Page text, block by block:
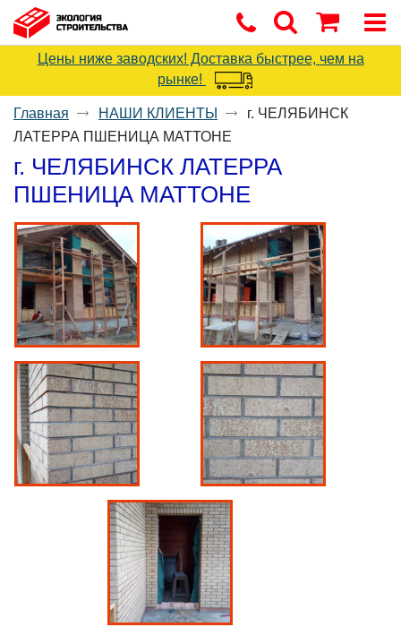
Цены ниже заводских! Доставка быстрее, чем на
рынке!
Главная НАШИ КЛИЕНТЫ
г. ЧЕЛЯБИНСК
ЛАТЕРРА ПШЕНИЦА МАТТОНЕ
г. ЧЕЛЯБИНСК ЛАТЕРРА
ПШЕНИЦА МАТТОНЕ